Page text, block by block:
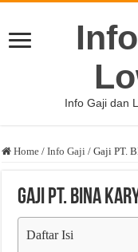
Info Gaji dan
Home / Info Gaji / Gaji PT.
Gaji PT. BINA
Daftar Isi